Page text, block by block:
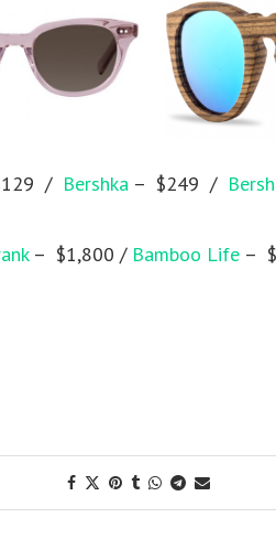
/ Bershka – $249 /
– $1,800 / Bamboo Life –